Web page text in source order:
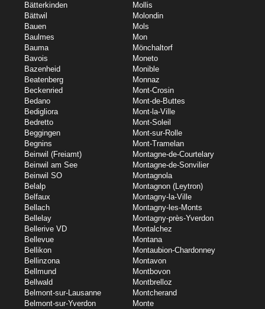
Bätterkinden
Bättwil
Bauen
Baulmes
Bauma
Bavois
Bazenheid
Beatenberg
Beckenried
Bedano
Bedigliora
Bedretto
Beggingen
Begnins
Beinwil (Freiamt)
Beinwil am See
Beinwil SO
Belalp
Belfaux
Bellach
Bellelay
Bellerive VD
Bellevue
Bellikon
Bellinzona
Bellmund
Bellwald
Belmont-sur-Lausanne
Belmont-sur-Yverdon
Mollis
Molondin
Mols
Mon
Mönchaltorf
Moneto
Monible
Monnaz
Mont-Crosin
Mont-de-Buttes
Mont-la-Ville
Mont-Soleil
Mont-sur-Rolle
Mont-Tramelan
Montagne-de-Courtelary
Montagne-de-Sonvilier
Montagnola
Montagnon (Leytron)
Montagny-la-Ville
Montagny-les-Monts
Montagny-près-Yverdon
Montalchez
Montana
Montaubion-Chardonney
Montavon
Montbovon
Montbrelloz
Montcherand
Monte